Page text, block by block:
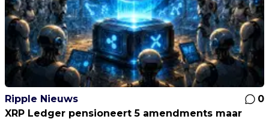
Ripple Nieuws
0
XRP Ledger pensioneert 5 amendments maar